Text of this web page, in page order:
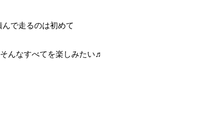
で走るのは初めて
んなすべてを楽しみたい♬